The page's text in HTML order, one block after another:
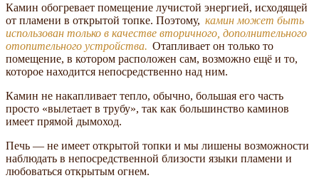
Камин обогревает помещение лучистой энергией, исходящей
от пламени в открытой топке. Поэтому, камин может быть
использован только в качестве вторичного, дополнительного
отопительного устройства. Отапливает он только то
помещение, в котором расположен сам, возможно ещё и то,
которое находится непосредственно над ним.
Камин не накапливает тепло, обычно, большая его часть
просто «вылетает в трубу», так как большинство каминов
имеет прямой дымоход.
Печь — не имеет открытой топки и мы лишены возможности
наблюдать в непосредственной близости языки пламени и
любоваться открытым огнем.